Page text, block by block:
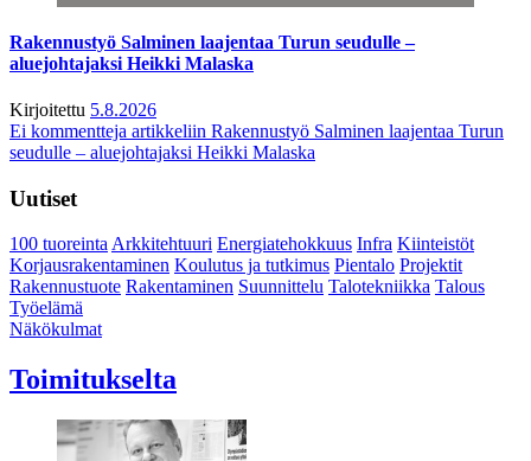
Rakennustyö Salminen laajentaa Turun seudulle –
aluejohtajaksi Heikki Malaska
Kirjoitettu 5.8.2026
Ei kommentteja artikkeliin Rakennustyö Salminen laajentaa Turun
seudulle – aluejohtajaksi Heikki Malaska
Uutiset
100 tuoreintaArkkitehtuuri Energiatehokkuus Infra Kiinteistöt
Korjausrakentaminen Koulutus ja tutkimus Pientalo Projektit
Rakennustuote Rakentaminen Suunnittelu Talotekniikka Talous
Työelämä
Näkökulmat
Toimitukselta